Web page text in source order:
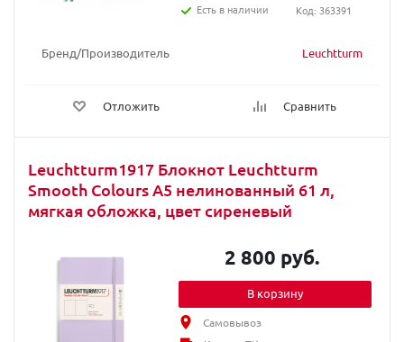
Бренд/Производитель Leuchtturm
Отложить Сравнить
Есть в наличии
Код: 363391
Leuchtturm1917 Блокнот Leuchtturm
Smooth Colours А5 нелинованный 61 л,
мягкая обложка, цвет сиреневый
2 800 руб.
В корзину
Самовывоз